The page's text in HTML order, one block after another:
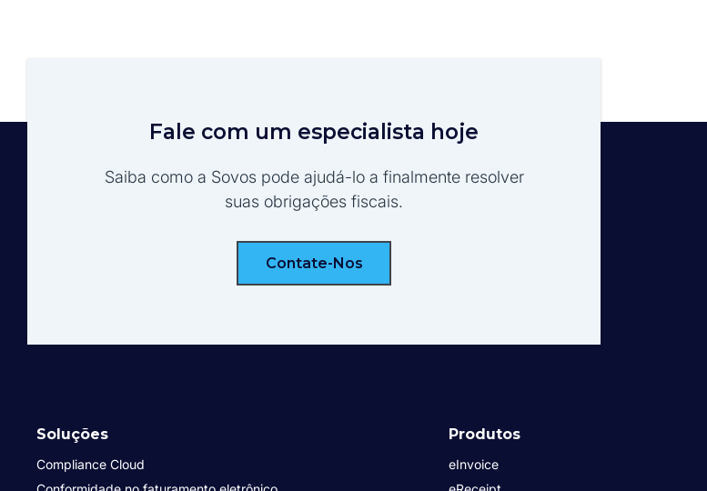
Fale com um especialista hoje
Saiba como a Sovos pode ajudá-lo a finalmente resolver
suas obrigações fiscais.
Contate-Nos
Soluções
Compliance Cloud
Produtos
eInvoice